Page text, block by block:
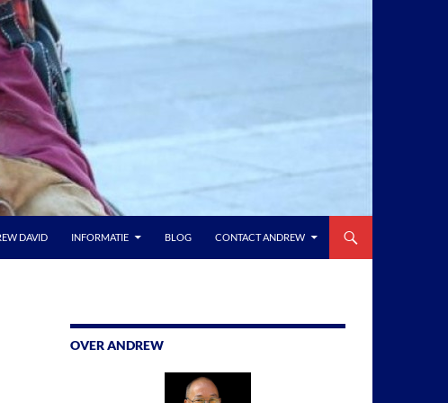
DAVID INFORMATIE BLOG CONTACT ANDREW
OVER ANDREW